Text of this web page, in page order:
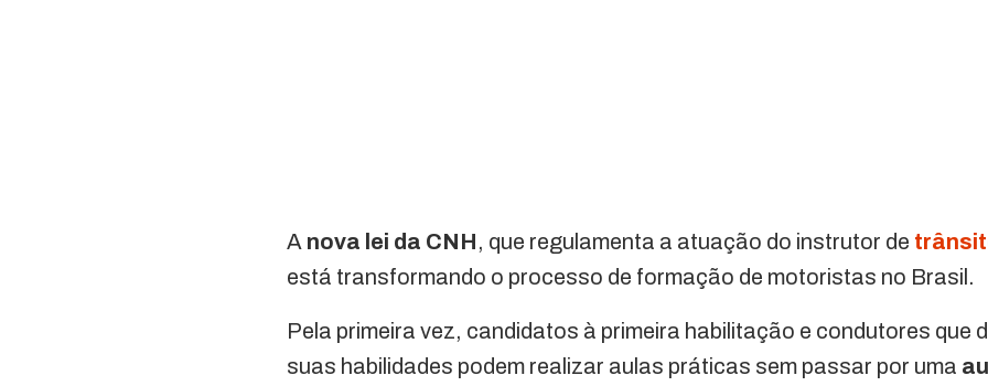
A nova lei da CNH, que regulamenta a atuação do instrutor de
está transformando o processo de formação de motoristas no Brasil.
Pela primeira vez, candidatos à primeira habilitação e condutores que
suas habilidades podem realizar aulas práticas sem passar por uma